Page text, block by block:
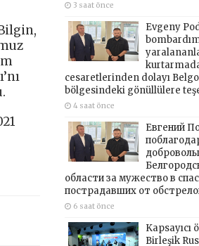
3 saat önce
Evgeny
cesaretlerinden dolayı
bölgesindeki gönüllülere
4 saat önce
Евгений
области за мужество в
пострадавших от
6 saat önce
Kapsayıcı
Birleşik